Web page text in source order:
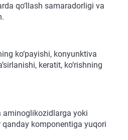
qo‘llash samaradorligi va
ko‘payishi, konyunktiva
keratit, ko‘rishning
yoki
komponentiga yuqori